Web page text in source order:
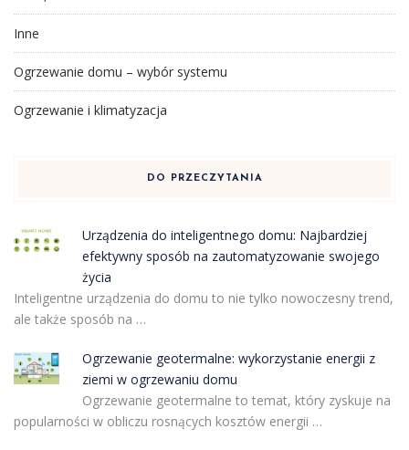
Inne
Ogrzewanie domu – wybór systemu
Ogrzewanie i klimatyzacja
DO PRZECZYTANIA
Urządzenia do inteligentnego domu: Najbardziej
efektywny sposób na zautomatyzowanie swojego
życia
Inteligentne urządzenia do domu to nie tylko nowoczesny trend,
ale także sposób na …
Ogrzewanie geotermalne: wykorzystanie energii z
ziemi w ogrzewaniu domu
Ogrzewanie geotermalne to temat, który zyskuje na
popularności w obliczu rosnących kosztów energii …